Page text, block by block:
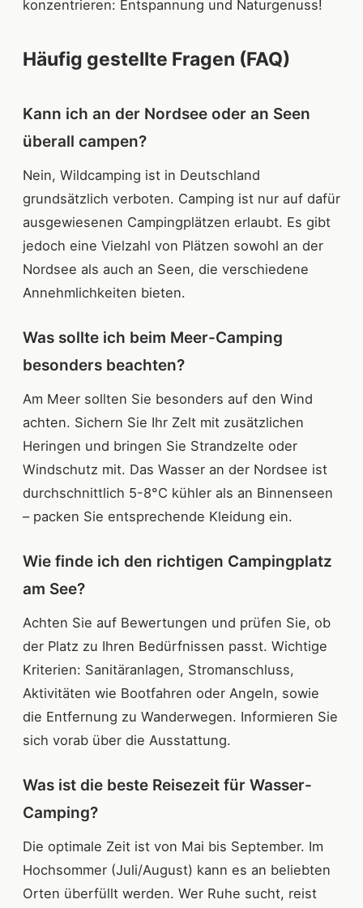
konzentrieren: Entspannung und Naturgenuss!
Häufig gestellte Fragen (FAQ)
Kann ich an der Nordsee oder an Seen
überall campen?
Nein, Wildcamping ist in Deutschland
grundsätzlich verboten. Camping ist nur auf dafür
ausgewiesenen Campingplätzen erlaubt. Es gibt
jedoch eine Vielzahl von Plätzen sowohl an der
Nordsee als auch an Seen, die verschiedene
Annehmlichkeiten bieten.
Was sollte ich beim Meer-Camping
besonders beachten?
Am Meer sollten Sie besonders auf den Wind
achten. Sichern Sie Ihr Zelt mit zusätzlichen
Heringen und bringen Sie Strandzelte oder
Windschutz mit. Das Wasser an der Nordsee ist
durchschnittlich 5-8°C kühler als an Binnenseen
– packen Sie entsprechende Kleidung ein.
Wie finde ich den richtigen Campingplatz
am See?
Achten Sie auf Bewertungen und prüfen Sie, ob
der Platz zu Ihren Bedürfnissen passt. Wichtige
Kriterien: Sanitäranlagen, Stromanschluss,
Aktivitäten wie Bootfahren oder Angeln, sowie
die Entfernung zu Wanderwegen. Informieren Sie
sich vorab über die Ausstattung.
Was ist die beste Reisezeit für Wasser-
Camping?
Die optimale Zeit ist von Mai bis September. Im
Hochsommer (Juli/August) kann es an beliebten
Orten überfüllt werden. Wer Ruhe sucht, reist